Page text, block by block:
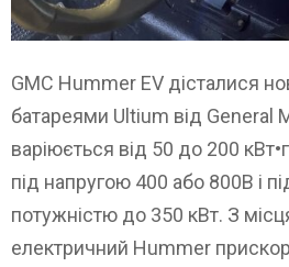
GMC Hummer EV дісталися
батареями Ultium від General
варіюється від 50 до 200
під напругою 400 або 800В і
потужністю до 350 кВт. З
електричний Hummer